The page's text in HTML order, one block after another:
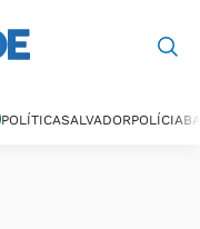
POLÍTICASALVADORPOLÍCIA